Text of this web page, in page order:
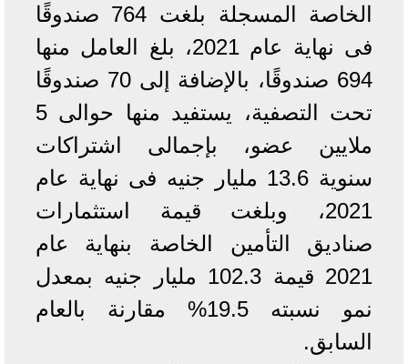
الخاصة المسجلة بلغت 764 صندوقًا
فى نهاية عام 2021، بلغ العامل منها
694 صندوقًا، بالإضافة إلى 70 صندوقًا
تحت التصفية، يستفيد منها حوالى 5
ملايين عضو، بإجمالى اشتراكات
سنوية 13.6 مليار جنيه فى نهاية عام
2021، وبلغت قيمة استثمارات
صناديق التأمين الخاصة بنهاية عام
2021 قيمة 102.3 مليار جنيه بمعدل
نمو نسبته 19.5% مقارنة بالعام
السابق.